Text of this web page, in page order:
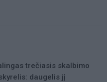
trečiasis skalbimo
daugelis jį